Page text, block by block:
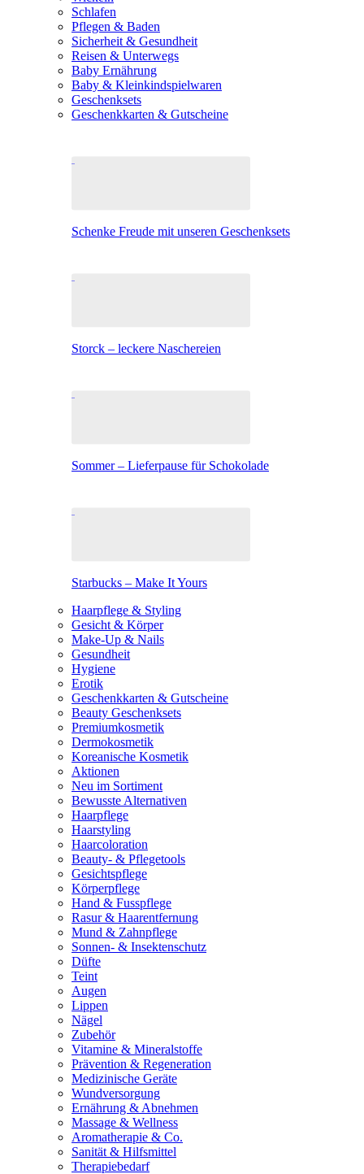
Schlafen
Pflegen & Baden
Sicherheit & Gesundheit
Reisen & Unterwegs
Baby Ernährung
Baby & Kleinkindspielwaren
Geschenksets
Geschenkkarten & Gutscheine
Schenke Freude mit unseren Geschenksets
Storck – leckere Naschereien
Sommer – Lieferpause für Schokolade
Starbucks – Make It Yours
Haarpflege & Styling
Gesicht & Körper
Make-Up & Nails
Gesundheit
Hygiene
Erotik
Geschenkkarten & Gutscheine
Beauty Geschenksets
Premiumkosmetik
Dermokosmetik
Koreanische Kosmetik
Aktionen
Neu im Sortiment
Bewusste Alternativen
Haarpflege
Haarstyling
Haarcoloration
Beauty- & Pflegetools
Gesichtspflege
Körperpflege
Hand & Fusspflege
Rasur & Haarentfernung
Mund & Zahnpflege
Sonnen- & Insektenschutz
Düfte
Teint
Augen
Lippen
Nägel
Zubehör
Vitamine & Mineralstoffe
Prävention & Regeneration
Medizinische Geräte
Wundversorgung
Ernährung & Abnehmen
Massage & Wellness
Aromatherapie & Co.
Sanität & Hilfsmittel
Therapiebedarf